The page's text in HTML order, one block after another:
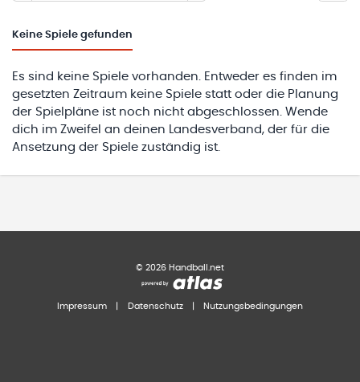
Keine Spiele gefunden
Es sind keine Spiele vorhanden. Entweder es finden im
gesetzten Zeitraum keine Spiele statt oder die Planung
der Spielpläne ist noch nicht abgeschlossen. Wende
dich im Zweifel an deinen Landesverband, der für die
Ansetzung der Spiele zuständig ist.
© 2026 Handball.net
Impressum Datenschutz Nutzungsbedingungen